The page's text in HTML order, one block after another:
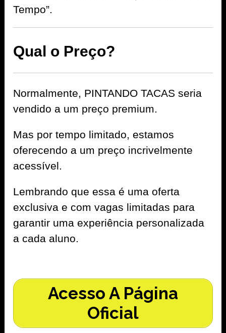
Tempo”.
Qual o Preço?
Normalmente, PINTANDO TACAS seria
vendido a um preço premium.
Mas por tempo limitado, estamos
oferecendo a um preço incrivelmente
acessível.
Lembrando que essa é uma oferta
exclusiva e com vagas limitadas para
garantir uma experiência personalizada
a cada aluno.
Acesso A Página
Oficial